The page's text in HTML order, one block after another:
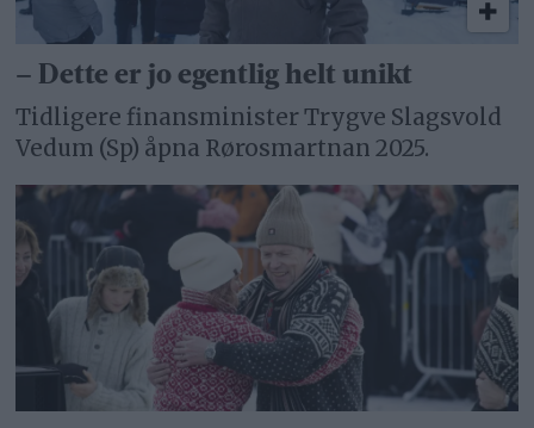
– Dette er jo egentlig helt unikt
Tidligere finansminister Trygve Slagsvold
Vedum (Sp) åpna Rørosmartnan 2025.